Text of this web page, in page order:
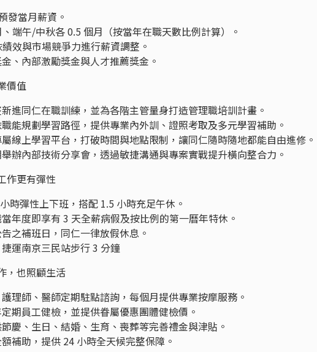
發當月薪資。
、端午/中秋各 0.5 個月（按當年在職天數比例計算）。
績效與市場競爭力進行薪資調整。
、內部激勵獎金與人才推薦獎金。
價值
新進同仁在職訓練，並為各階主管量身打造管理職培訓計畫。
職能規劃學習路徑，提供專業內外訓、證照考取及多元學習補助。
屬線上學習平台，打破時間與地點限制，讓同仁隨時隨地都能自由進修。
舉辦內部技術分享會，透過敏捷溝通與專案實戰提升橫向整合力。
作更有彈性
時彈性上下班，搭配 1.5 小時充足午休。
當年度即享有 3 天全薪病假及按比例的第一曆年特休。
告之補班日，同仁一律放假休息。
捷運南京三民站步行 3 分鐘
，也照顧生活
護理師、醫師定期駐點諮詢，每個月提供專業按摩服務。
定期員工健檢，並提供眷屬優惠團體健檢價。
節慶、生日、結婚、生育、喪葬等完善禮金與津貼。
額補助，提供 24 小時全天候完整保障。